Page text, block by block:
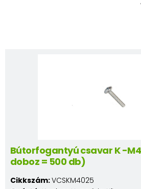
Bútorfogantyú csavar K -
doboz = 500 db)
Cikkszám:VCSKM4025